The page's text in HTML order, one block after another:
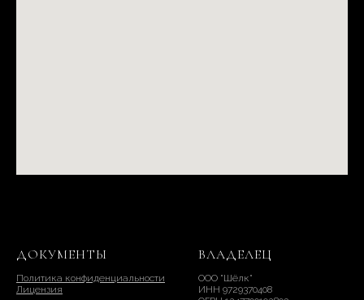
ДОКУМЕНТЫ
Политика конфиденциальности
Лицензия
ВЛАДЕЛЕЦ
ООО "Шёлк"
ИНН 9729370408